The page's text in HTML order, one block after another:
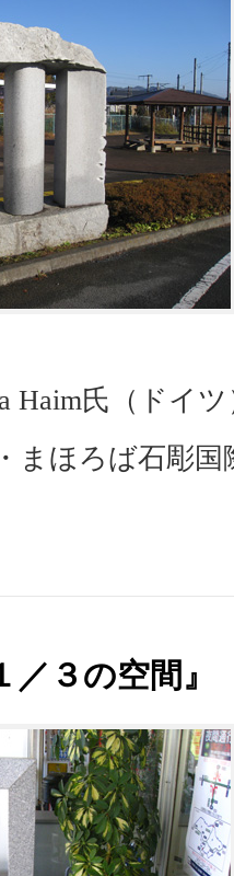
Haim氏（ドイツ
まほろば石彫
３の空間』